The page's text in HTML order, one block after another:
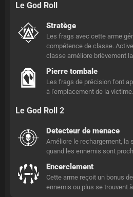
Le God Roll
Stratège
Les frags avec cette arme
compétence de classe.
classe améliore brièvement
Pierre tombale
Les frags de précision font
à l'emplacement de la victime.
Le God Roll 2
Detecteur de menace
Améliore le rechargement, la
quand les ennemis sont
Encerclement
Cette arme reçoit un bonus
ennemis ou plus se trouvent